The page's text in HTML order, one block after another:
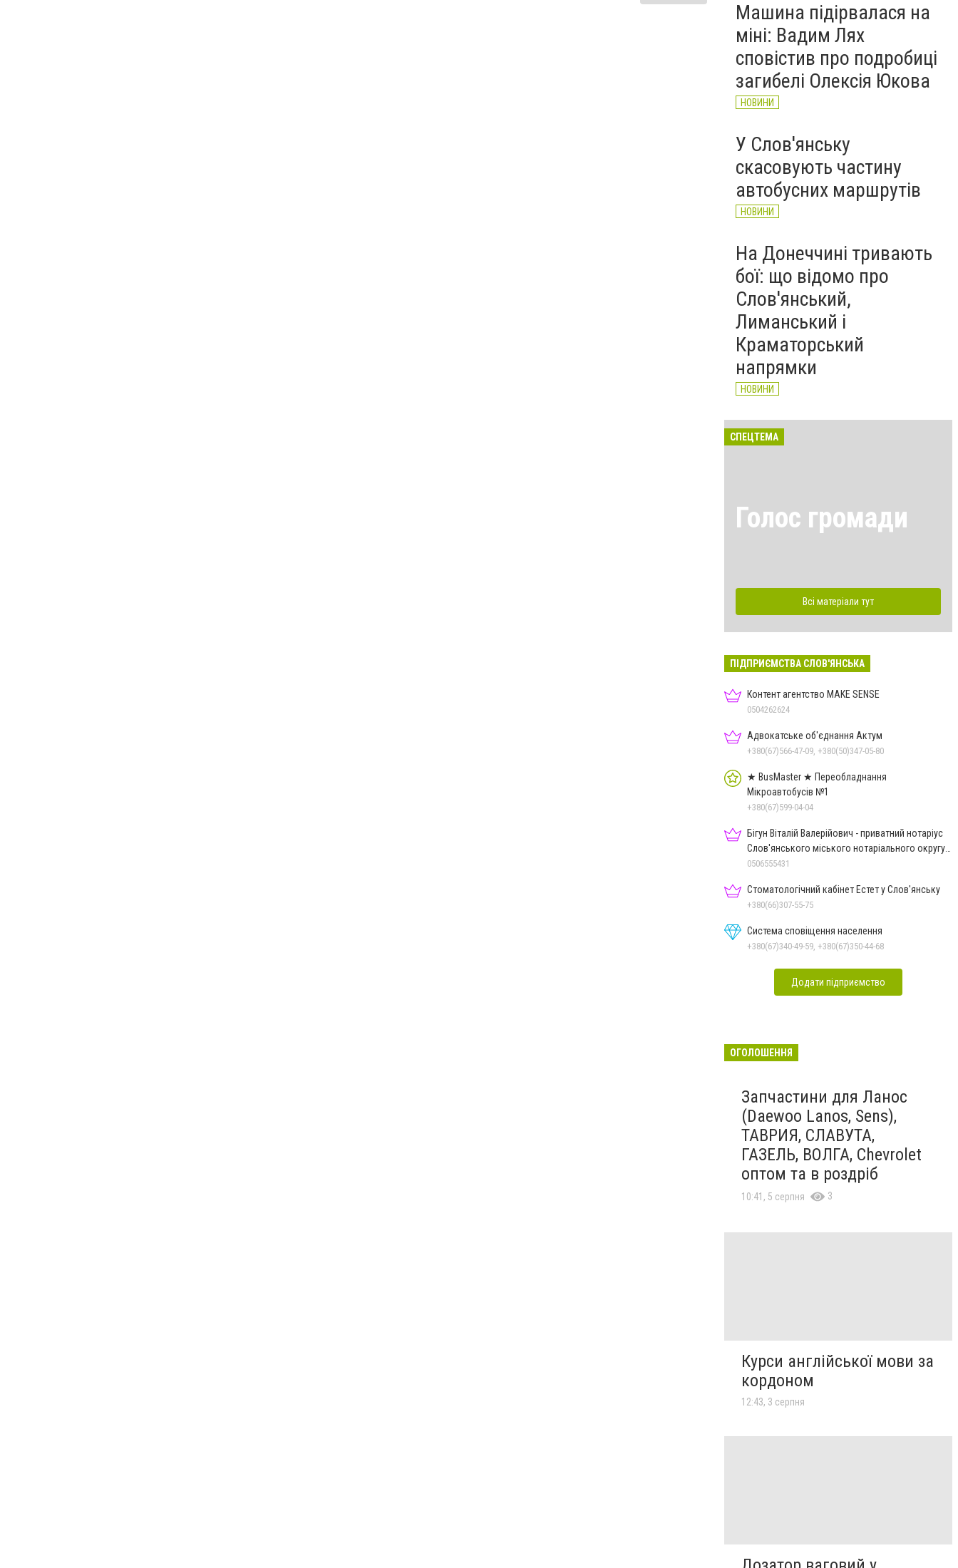
Машина підірвалася на
міні: Вадим Лях
сповістив про подробиці
загибелі Олексія Юкова
НОВИНИ
У Слов'янську
скасовують частину
автобусних маршрутів
НОВИНИ
На Донеччині тривають
бої: що відомо про
Слов'янський,
Лиманський і
Краматорський
напрямки
НОВИНИ
СПЕЦТЕМА
Голос громади
Всі матеріали тут
ПІДПРИЄМСТВА СЛОВ'ЯНСЬКА
Контент агентство MAKE SENSE
0504262624
Адвокатське об'єднання Актум
+380(67)566-47-09, +380(50)347-05-80
★ BusMaster ★ Переобладнання
Мікроавтобусів №1
+380(67)599-04-04
Бігун Віталій Валерійович - приватний нотаріус
Слов'янського міського нотаріального округу
Дон.обл.
0506555431
Стоматологічний кабінет Естет у Слов'янську
+380(66)307-55-75
Система сповіщення населення
+380(67)340-49-59, +380(67)350-44-68
Додати підприємство
ОГОЛОШЕННЯ
Запчастини для Ланос
(Daewoo Lanos, Sens),
ТАВРИЯ, СЛАВУТА,
ГАЗЕЛЬ, ВОЛГА, Chevrolet
оптом та в роздріб
10:41, 5 серпня 3
Курси англійської мови за
кордоном
12:43, 3 серпня